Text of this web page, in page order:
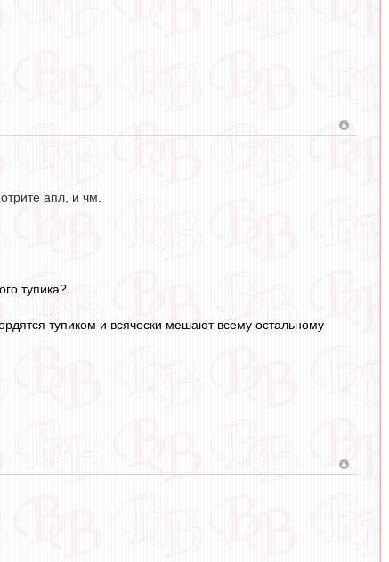
апл, и чм.
тупика?
тупиком и всячески мешают всему остальному